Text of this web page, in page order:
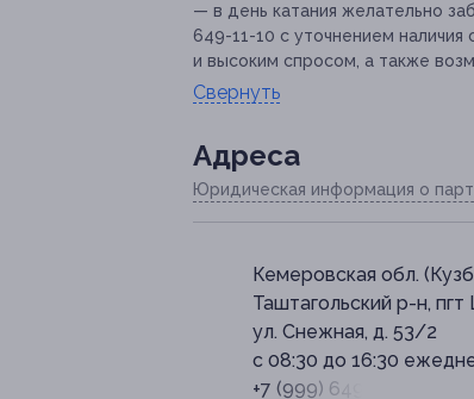
— в день катания желательно
649-11-10 с уточнением
и высоким спросом, а также
Свернуть
Адресa
Юридическая информация о
Кемеровская обл.
Таштагольский р-н,
ул. Снежная, д. 53/2
с 08:30 до 16:30
+7 (999) 649-11-10